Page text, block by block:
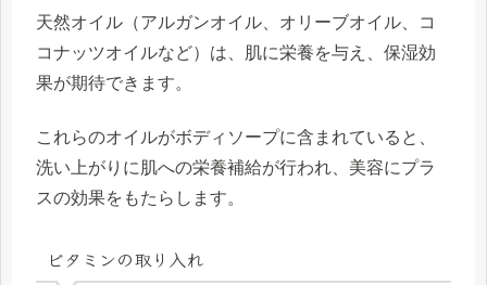
天然オイル（アルガンオイル、オリーブオイル、コ
コナッツオイルなど）は、肌に栄養を与え、保湿効
果が期待できます。
これらのオイルがボディソープに含まれていると、
洗い上がりに肌への栄養補給が行われ、美容にプラ
スの効果をもたらします。
ビタミンの取り入れ